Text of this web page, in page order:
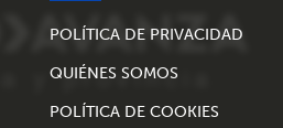
POLÍTICA DE PRIVACIDAD
QUIÉNES SOMOS
POLÍTICA DE COOKIES